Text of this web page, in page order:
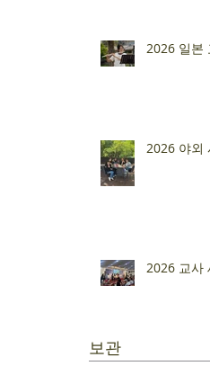
2026 일본
2026 야외
2026 교사
보관